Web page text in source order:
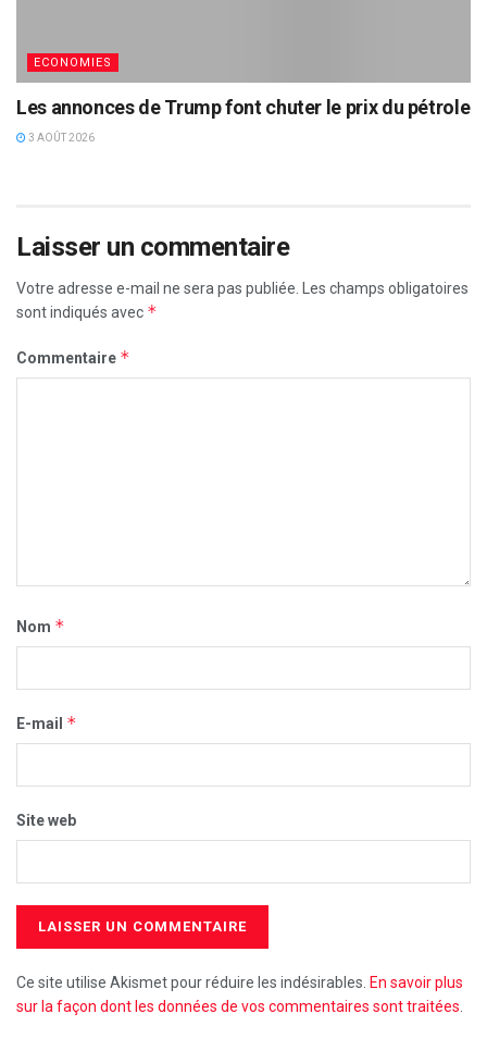
ECONOMIES
Les annonces de Trump font chuter le prix du pétrole
3 AOÛT 2026
Laisser un commentaire
Votre adresse e-mail ne sera pas publiée. Les champs obligatoires
sont indiqués avec *
Commentaire *
Nom *
E-mail *
Site web
Ce site utilise Akismet pour réduire les indésirables. En savoir plus
sur la façon dont les données de vos commentaires sont traitées.